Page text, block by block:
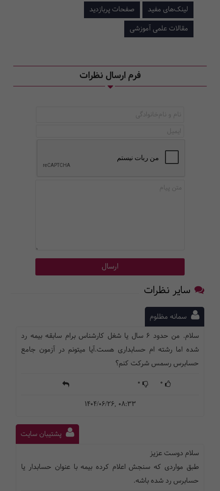
لینک‌های مفید
صفحات پربازدید
مقالات علمی آموزشی
فرم ارسال نظرات
سایر نظرات
سمانه مظلوم
سلام. من حدود 6 سال یا شغل کارشناس برام سابقه بیمه رد
شده اما رشته ام حسابداری هست.آیا میتونم در آزمون جامع
حسابرس رسمس شرکت کنم؟
0
0
1404/06/26, 08:33
پشتیبان سایت
سلام دوست عزیز
طبق مواردی که سنجش اعلام کرده بیمه با عنوان حسابدار یا
حسابرس رد شده باشه.